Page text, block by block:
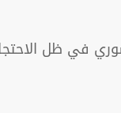
في ظل